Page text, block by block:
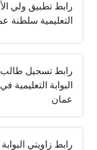
رابط تطبيق ولي
التعليمية سلطنة
رابط تسجيل طالب
البوابة التعليمية
عمان
رابط زاويتي البوابة